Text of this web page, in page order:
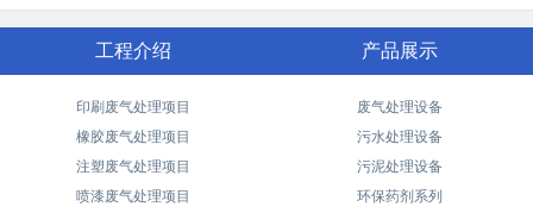
工程介绍
印刷废气处理项目
橡胶废气处理项目
注塑废气处理项目
喷漆废气处理项目
产品展示
废气处理设备
污水处理设备
污泥处理设备
环保药剂系列